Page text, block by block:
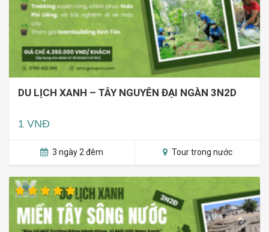
DU LỊCH XANH – TÂY NGUYÊN ĐẠI NGÀN 3N2D
1 VNĐ
3 ngày 2 đêm Tour trong nước